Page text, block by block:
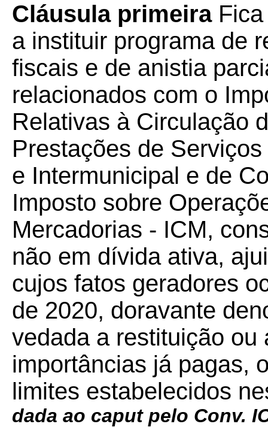
Cláusula primeiraFica
a instituir programa de
fiscais e de anistia
relacionados com o
Relativas à Circulação
Prestações de
e Intermunicipal e de
Imposto sobre
Mercadorias - ICM,
não em dívida ativa,
cujos fatos geradores
de 2020, doravante
vedada a restituição ou
importâncias já pagas,
limites estabelecidos
dada ao caput pelo Conv.